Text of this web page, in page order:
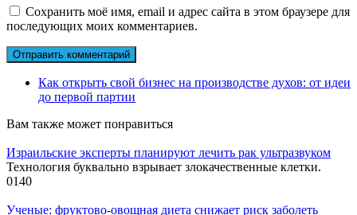
Сохранить моё имя, email и адрес сайта в этом браузере для
последующих моих комментариев.
Как открыть свой бизнес на производстве духов: от идеи
до первой партии
Вам также может понравиться
Израильские эксперты планируют лечить рак ультразвуком
Технология буквально взрывает злокачественные клетки.
0140
Ученые: фруктово-овощная диета снижает риск заболеть